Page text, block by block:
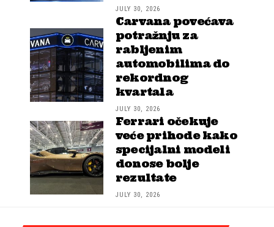
JULY 30, 2026
Carvana povećava
potražnju za
rabljenim
automobilima do
rekordnog
kvartala
JULY 30, 2026
Ferrari očekuje
veće prihode kako
specijalni modeli
donose bolje
rezultate
JULY 30, 2026